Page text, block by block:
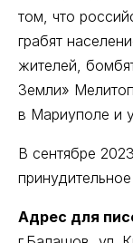
том, что
грабят
жителей,
Земли»
в Мариуполе и
В сентябре
Адрес для